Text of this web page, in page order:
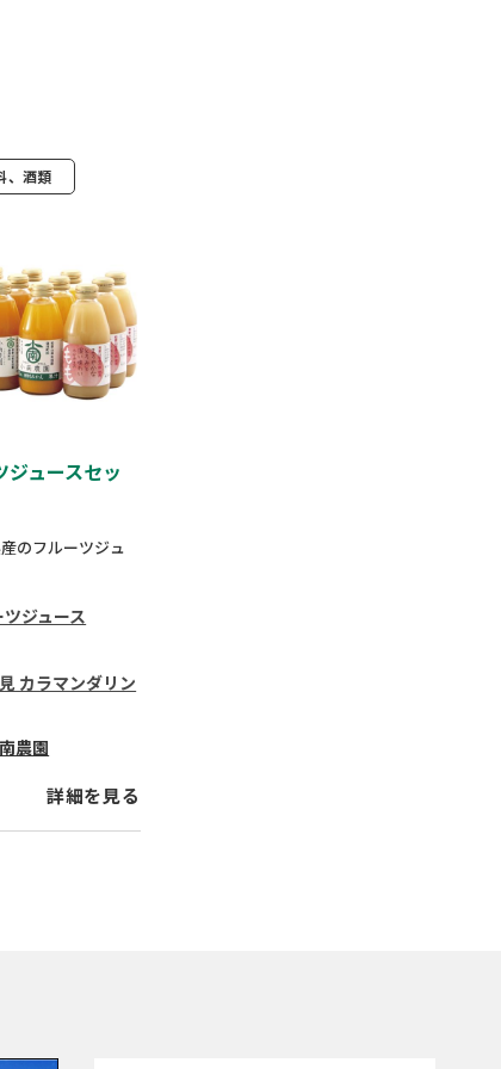
、酒類
ジュースセッ
のフルーツジュ
ジュース
カラマンダリン
農園
詳細を見る